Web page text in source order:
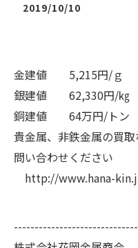
2019/10/10
金建値 5,215円/
銀建値 62,330円/
銅建値 64万円/ト
貴金属、非鉄金属の買
問い合わせください
http://www.hana-